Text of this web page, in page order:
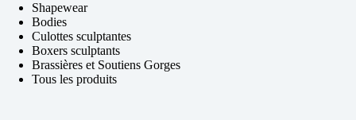
Shapewear
Bodies
Culottes sculptantes
Boxers sculptants
Brassières et Soutiens Gorges
Tous les produits